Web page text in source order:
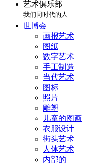
艺术俱乐部
我们同时代的人
世博会
画报艺术
图纸
数字艺术
手工制造
当代艺术
图标
照片
雕塑
儿童的图画
衣服设计
街头艺术
人体艺术
内部的